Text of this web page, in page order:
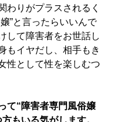
わりがプラスされるく
”と言ったらいいんで
して障害者をお世話し
もイヤだし、相手もき
性として性を楽しむつ
“障害者専門風俗嬢
もいる気がします。